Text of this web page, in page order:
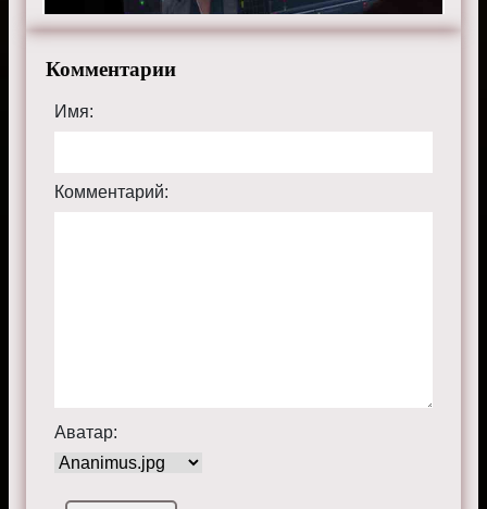
Комментарии
Имя:
Комментарий:
Аватар: